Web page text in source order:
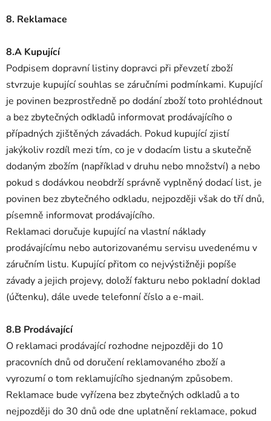
8. Reklamace
8.A Kupující
Podpisem dopravní listiny dopravci při převzetí zboží
stvrzuje kupující souhlas se záručními podmínkami. Kupující
je povinen bezprostředně po dodání zboží toto prohlédnout
a bez zbytečných odkladů informovat prodávajícího o
případných zjištěných závadách. Pokud kupující zjistí
jakýkoliv rozdíl mezi tím, co je v dodacím listu a skutečně
dodaným zbožím (například v druhu nebo množství) a nebo
pokud s dodávkou neobdrží správně vyplněný dodací list, je
povinen bez zbytečného odkladu, nejpozději však do tří dnů,
písemně informovat prodávajícího.
Reklamaci doručuje kupující na vlastní náklady
prodávajícímu nebo autorizovanému servisu uvedenému v
záručním listu. Kupující přitom co nejvýstižněji popíše
závady a jejich projevy, doloží fakturu nebo pokladní doklad
(účtenku), dále uvede telefonní číslo a e-mail.
8.B Prodávající
O reklamaci prodávající rozhodne nejpozději do 10
pracovních dnů od doručení reklamovaného zboží a
vyrozumí o tom reklamujícího sjednaným způsobem.
Reklamace bude vyřízena bez zbytečných odkladů a to
nejpozději do 30 dnů ode dne uplatnění reklamace, pokud